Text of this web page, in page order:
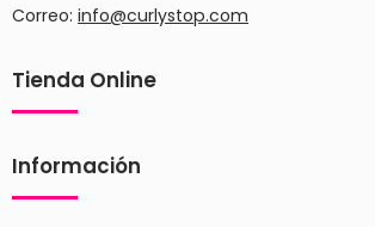
Correo: info@curlystop.com
Tienda Online
Información